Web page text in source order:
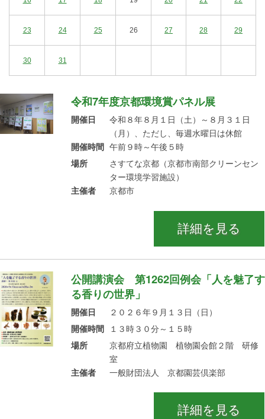
23 24 25 26 27 28 29
30 31
令和7年度京都環境賞パネル展
開催日
令和８年８月１日（土）～８月３１日
（月）、ただし、毎週水曜日は休館
開催時間
午前９時～午後５時
場所
さすてな京都（京都市南部クリーンセン
ター環境学習施設）
主催者
京都市
詳細を見る
公開講演会 第1262回例会「人を魅了す
る香りの世界」
開催日
２０２６年９月１３日（日）
開催時間
１３時３０分～１５時
場所
京都府立植物園 植物園会館２階 研修
室
主催者
一般財団法人 京都園芸倶楽部
詳細を見る